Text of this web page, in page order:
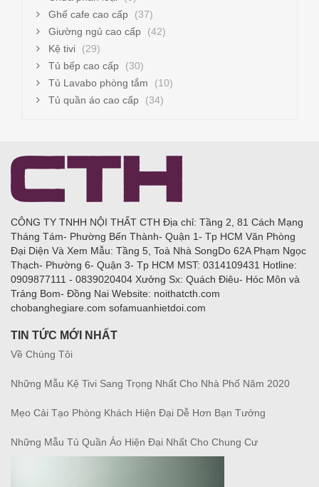
Ghế cafe cao cấp
(37)
Giường ngủ cao cấp
(42)
Kệ tivi
(29)
Tủ bếp cao cấp
(30)
Tủ Lavabo phòng tắm
(10)
Tủ quần áo cao cấp
(34)
CÔNG TY TNHH NỘI THẤT CTH Địa chỉ: Tầng 2, 81 Cách Mạng
Tháng Tám- Phường Bến Thành- Quận 1- Tp HCM Văn Phòng
Đại Diện Và Xem Mẫu: Tầng 5, Toà Nhà SongDo 62A Phạm Ngọc
Thạch- Phường 6- Quận 3- Tp HCM MST: 0314109431 Hotline:
0909877111 - 0839020404 Xưởng Sx: Quách Điêu- Hóc Môn và
Trảng Bom- Đồng Nai Website: noithatcth.com
chobanghegiare.com sofamuanhietdoi.com
TIN TỨC MỚI NHẤT
Về Chúng Tôi
Những Mẫu Kệ Tivi Sang Trọng Nhất Cho Nhà Phố Năm 2020
Mẹo Cải Tạo Phòng Khách Hiện Đại Dễ Hơn Bạn Tưởng
Những Mẫu Tủ Quần Áo Hiện Đại Nhất Cho Chung Cư